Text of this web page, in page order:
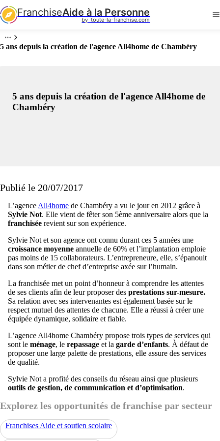
FranchiseAide à la Personne
by  toute-la-franchise.com
5 ans depuis la création de l'agence All4home de Chambéry
5 ans depuis la création de l'agence All4home de
Chambéry
Publié le 20/07/2017
L’agence All4home de Chambéry a vu le jour en 2012 grâce à
Sylvie Not. Elle vient de fêter son 5ème anniversaire alors que la
franchisée revient sur son expérience.
Sylvie Not et son agence ont connu durant ces 5 années une
croissance moyenne annuelle de 60% et l’implantation emploie
pas moins de 15 collaborateurs. L’entrepreneure, elle, s’épanouit
dans son métier de chef d’entreprise axée sur l’humain.
La franchisée met un point d’honneur à comprendre les attentes
de ses clients afin de leur proposer des prestations sur-mesure.
Sa relation avec ses intervenantes est également basée sur le
respect mutuel des attentes de chacune. Elle a réussi à créer une
équipée dynamique, solidaire et fiable.
L’agence All4home Chambéry propose trois types de services qui
sont le ménage, le repassage et la garde d’enfants. À défaut de
proposer une large palette de prestations, elle assure des services
de qualité.
Sylvie Not a profité des conseils du réseau ainsi que plusieurs
outils de gestion, de communication et d’optimisation.
Explorez les opportunités de franchise par secteur
Franchises Aide et soutien scolaire